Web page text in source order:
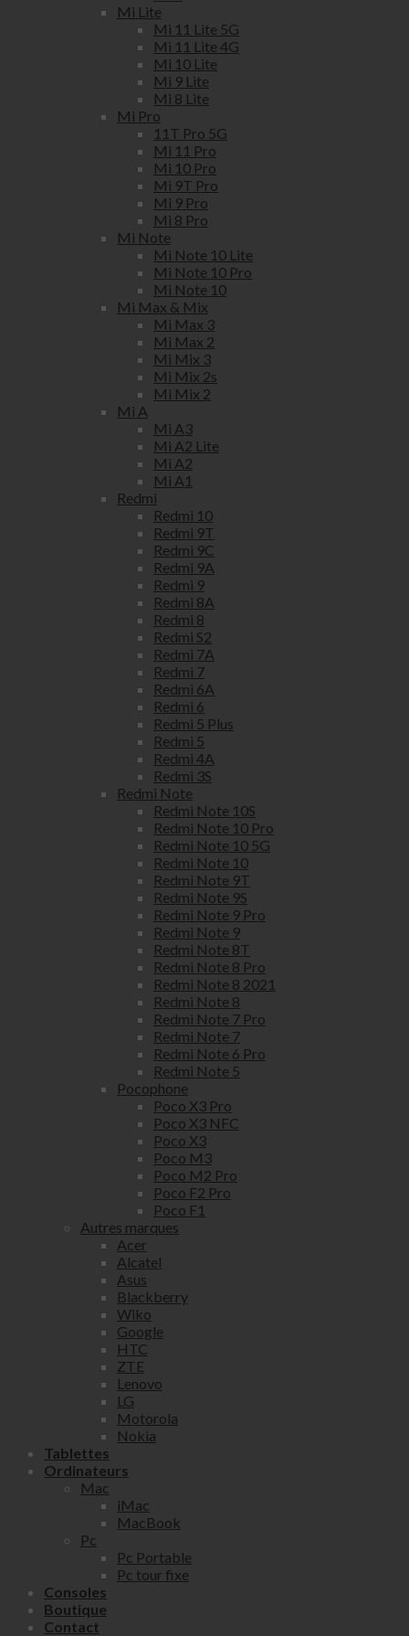
Mi Lite
Mi 11 Lite 5G
Mi 11 Lite 4G
Mi 10 Lite
Mi 9 Lite
Mi 8 Lite
Mi Pro
11T Pro 5G
Mi 11 Pro
Mi 10 Pro
Mi 9T Pro
Mi 9 Pro
Mi 8 Pro
Mi Note
Mi Note 10 Lite
Mi Note 10 Pro
Mi Note 10
Mi Max & Mix
Mi Max 3
Mi Max 2
Mi Mix 3
Mi Mix 2s
Mi Mix 2
Mi A
Mi A3
Mi A2 Lite
Mi A2
Mi A1
Redmi
Redmi 10
Redmi 9T
Redmi 9C
Redmi 9A
Redmi 9
Redmi 8A
Redmi 8
Redmi S2
Redmi 7A
Redmi 7
Redmi 6A
Redmi 6
Redmi 5 Plus
Redmi 5
Redmi 4A
Redmi 3S
Redmi Note
Redmi Note 10S
Redmi Note 10 Pro
Redmi Note 10 5G
Redmi Note 10
Redmi Note 9T
Redmi Note 9S
Redmi Note 9 Pro
Redmi Note 9
Redmi Note 8T
Redmi Note 8 Pro
Redmi Note 8 2021
Redmi Note 8
Redmi Note 7 Pro
Redmi Note 7
Redmi Note 6 Pro
Redmi Note 5
Pocophone
Poco X3 Pro
Poco X3 NFC
Poco X3
Poco M3
Poco M2 Pro
Poco F2 Pro
Poco F1
Autres marques
Acer
Alcatel
Asus
Blackberry
Wiko
Google
HTC
ZTE
Lenovo
LG
Motorola
Nokia
Tablettes
Ordinateurs
Mac
iMac
MacBook
Pc
Pc Portable
Pc tour fixe
Consoles
Boutique
Contact